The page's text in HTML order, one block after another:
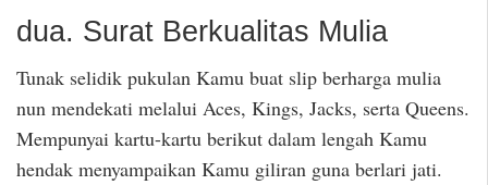
dua. Surat Berkualitas Mulia
Tunak selidik pukulan Kamu buat slip berharga mulia
nun mendekati melalui Aces, Kings, Jacks, serta Queens.
Mempunyai kartu-kartu berikut dalam lengah Kamu
hendak menyampaikan Kamu giliran guna berlari jati.